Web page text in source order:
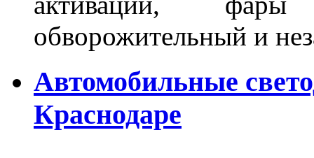
обворожительный и
Автомобильные
Краснодаре